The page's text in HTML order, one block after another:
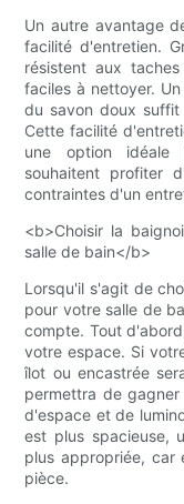
Un autre avantage
facilité d'entretien.
résistent aux
faciles à nettoyer.
du savon doux suffit
Cette facilité
une option idéale
souhaitent profiter
contraintes d'un
<b>Choisir la
salle de bain</b>
Lorsqu'il s'agit de
pour votre salle de
compte. Tout
votre espace. Si
îlot ou encastrée
permettra de
d'espace et de
est plus spacieuse,
plus appropriée, car
pièce.